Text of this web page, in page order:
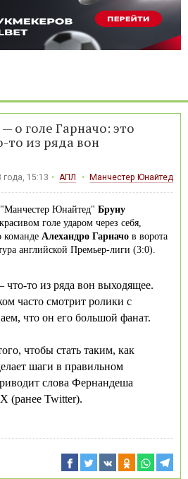
о голе Гарначо: это
из ряда вон
года, 15:13 АПЛ Манчестер Юнайтед
Юнайтед" Бруну
голе ударом через себя,
команде Алехандро Гарначо в ворота
английской Премьер-лиги (3:0).
то из ряда вон выходящее.
часто смотрит ролики с
что он его большой фанат.
чтобы стать таким, как
шаги в правильном
слова Фернандеша
(ранее Twitter).